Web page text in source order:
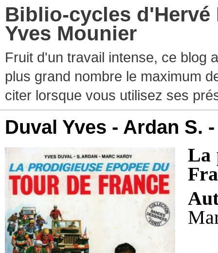
Biblio-cycles d'Hervé
Yves Mounier
Fruit d'un travail intense, ce blog
plus grand nombre le maximum
citer lorsque vous utilisez ses
Duval Yves - Ardan S.
La